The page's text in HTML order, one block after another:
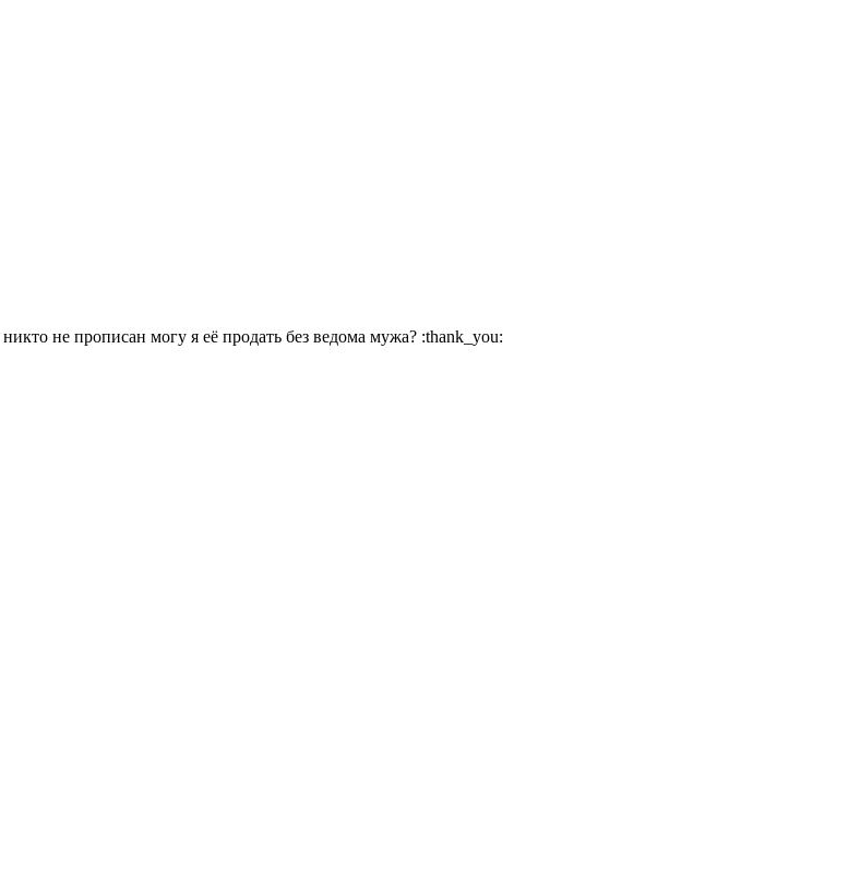
не прописан могу я её продать без ведома мужа? :thank_you: